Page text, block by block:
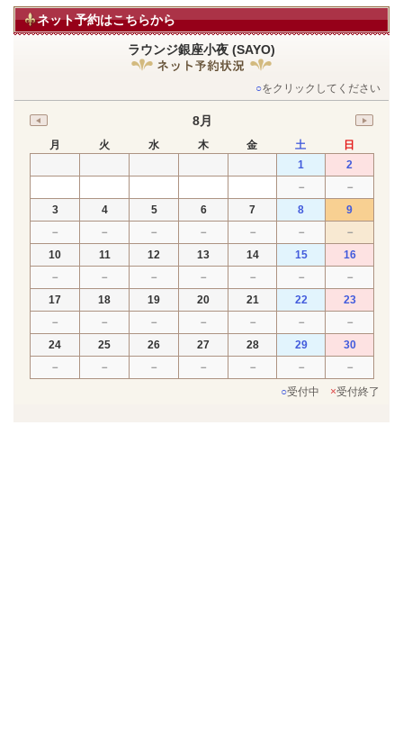
ネット予約はこちらから
ラウンジ銀座小夜 (SAYO)
○をクリックしてください
8月
月 火 水 木 金 土
日
1
2
－
－
3
4 5 6 7 8
9
－
－ － － － －
－
10
11 12 13 14 15
16
－
－ － － － －
－
17
18 19 20 21 22
23
－
－ － － － －
－
24
25 26 27 28 29
30
－
－ － － － －
－
○受付中 ×受付終了